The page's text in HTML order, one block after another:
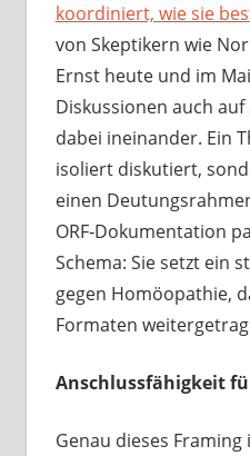
koordiniert, wie sie
von Skeptikern wie
Ernst heute und im
Diskussionen auch
dabei ineinander. Ein
isoliert diskutiert,
einen
ORF‑Dokumentation
Schema: Sie setzt ein
gegen Homöopathie,
Formaten
Anschlussfähigkeit
Genau dieses